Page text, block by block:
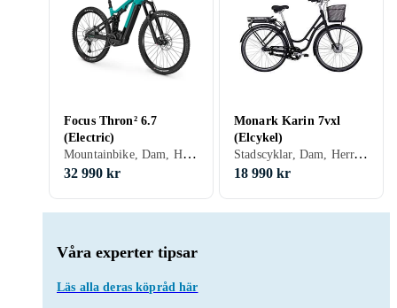
Våra experter tipsar
Läs alla deras köpråd här
Focus Thron² 6.7
(Electric)
Mountainbike, Dam, Herr, Mittmonterad, 600 Wh
32 990 kr
Monark Karin 7vxl
(Elcykel)
Stadscyklar, Dam, Herr, Mittmonterad, 400 Wh
18 990 kr